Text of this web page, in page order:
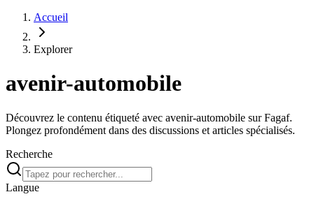
Accueil
Explorer
avenir-automobile
Découvrez le contenu étiqueté avec avenir-automobile sur Fagaf.
Plongez profondément dans des discussions et articles spécialisés.
Recherche
Langue